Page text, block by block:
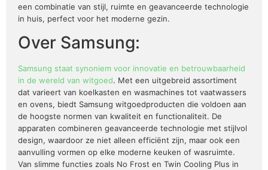
een combinatie van stijl, ruimte en geavanceerde technologie
in huis, perfect voor het moderne gezin.
Over Samsung:
Samsung staat synoniem voor innovatie en betrouwbaarheid
in de wereld van witgoed. Met een uitgebreid assortiment
dat varieert van koelkasten en wasmachines tot vaatwassers
en ovens, biedt Samsung witgoedproducten die voldoen aan
de hoogste normen van kwaliteit en functionaliteit. De
apparaten combineren geavanceerde technologie met stijlvol
design, waardoor ze niet alleen efficiënt zijn, maar ook een
aanvulling vormen op elke moderne keuken of wasruimte.
Van slimme functies zoals No Frost en Twin Cooling Plus in